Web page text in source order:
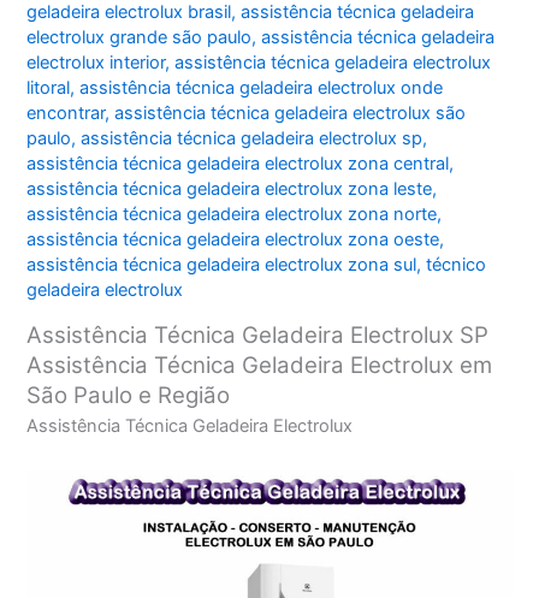
geladeira electrolux brasil,assistência técnica geladeira
electrolux grande são paulo,assistência técnica geladeira
electrolux interior,assistência técnica geladeira electrolux
litoral,assistência técnica geladeira electrolux onde
encontrar,assistência técnica geladeira electrolux são
paulo,assistência técnica geladeira electrolux sp,
assistência técnica geladeira electrolux zona central,
assistência técnica geladeira electrolux zona leste,
assistência técnica geladeira electrolux zona norte,
assistência técnica geladeira electrolux zona oeste,
assistência técnica geladeira electrolux zona sul,técnico
geladeira electrolux
Assistência Técnica Geladeira Electrolux SP
Assistência Técnica Geladeira Electrolux em
São Paulo e Região
Assistência Técnica Geladeira Electrolux